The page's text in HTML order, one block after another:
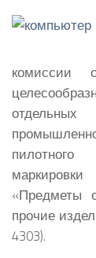
пилотного
«Предметы
прочие
4303).